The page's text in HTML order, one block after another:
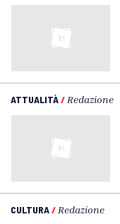
ATTUALITÀ/ Redazione
CULTURA/ Redazione